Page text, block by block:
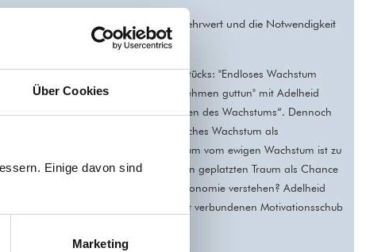
Über Cookies
Einige davon sind
Marketing
Adelheid Kumpf stellt den Mehrwert und die Notwendigkeit
Maximen der GWÖ vor.
des Online-Unternehmerinnen-Frühstücks: "Endloses Wachstum
Gemeinwohlökonomie dem Unternehmen guttun" mit Adelheid
bereits vor 50 Jahren die „Grenzen des Wachstums“. Dennoch
weiterhin Jahr für Jahr kontinuierliches Wachstum als
wurde ein Tabu gebrochen: „Der Traum vom ewigen Wachstum ist zu
Robert Habeck). Können wir diesen geplatzten Traum als Chance
globale Bewegung der Gemeinwohlökonomie verstehen? Adelheid
in ihrem Unternehmen, von dem damit verbundenen Motivationsschub